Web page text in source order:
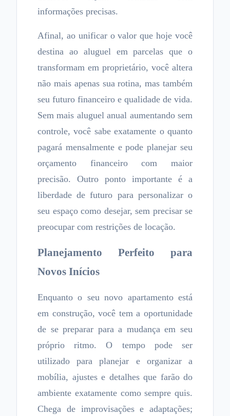
informações precisas.
Afinal, ao unificar o valor que hoje você
destina ao aluguel em parcelas que o
transformam em proprietário, você altera
não mais apenas sua rotina, mas também
seu futuro financeiro e qualidade de vida.
Sem mais aluguel anual aumentando sem
controle, você sabe exatamente o quanto
pagará mensalmente e pode planejar seu
orçamento financeiro com maior
precisão. Outro ponto importante é a
liberdade de futuro para personalizar o
seu espaço como desejar, sem precisar se
preocupar com restrições de locação.
Planejamento Perfeito para
Novos Inícios
Enquanto o seu novo apartamento está
em construção, você tem a oportunidade
de se preparar para a mudança em seu
próprio ritmo. O tempo pode ser
utilizado para planejar e organizar a
mobília, ajustes e detalhes que farão do
ambiente exatamente como sempre quis.
Chega de improvisações e adaptações;